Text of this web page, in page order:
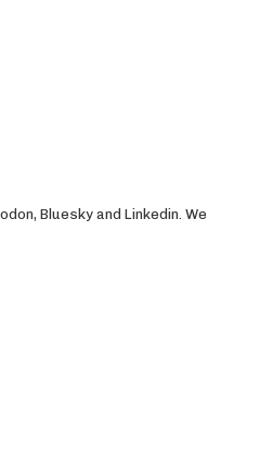
Bluesky and Linkedin. We